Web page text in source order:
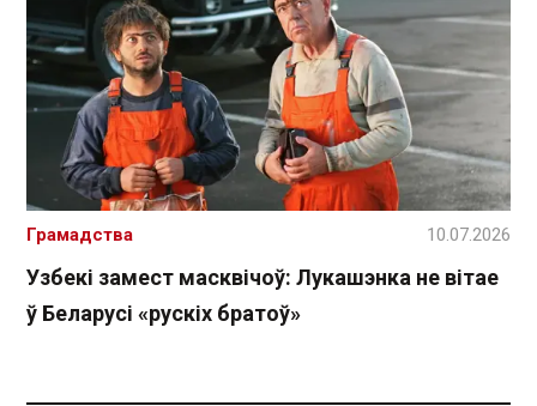
Узбекі замест масквічоў: Лукашэнка не вітае
ў Беларусі «рускіх братоў»
Грамадства 10.07.2026